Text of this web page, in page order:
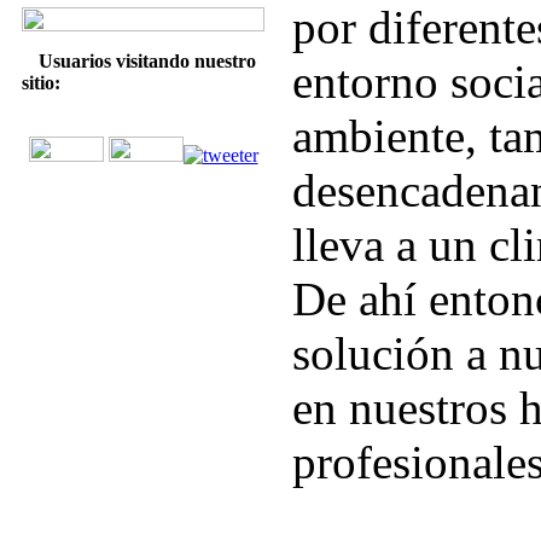
Usuarios visitando nuestro
sitio:
por
entorno
ambiente,
lleva a un
De ahí
solución a
en nuestros